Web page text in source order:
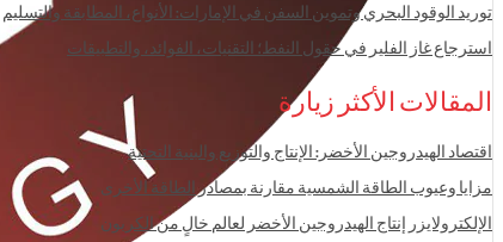
توريد الوقود البحري وتموين السفن في الإمارات: الأنواع، المطابقة والتسليم
استرجاع غاز الفلير في حقول النفط؛ التقنيات، الفوائد، والتطبيقات
المقالات الأكثر زيارة
اقتصاد الهيدروجين الأخضر: الإنتاج والتوزيع والبنية التحتية
مزايا وعيوب الطاقة الشمسية مقارنة بمصادر الطاقة الأخرى
الإلكترولايزر إنتاج الهيدروجين الأخضر لعالم خالٍ من الكربون